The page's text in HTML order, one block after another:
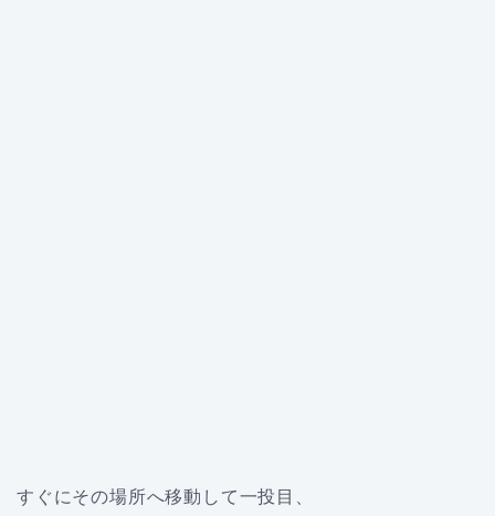
すぐにその場所へ移動して一投目、